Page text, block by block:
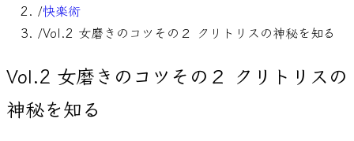
/快楽術
/Vol.2 女磨きのコツその２ クリトリスの神秘を知る
Vol.2 女磨きのコツその２ クリトリスの
神秘を知る